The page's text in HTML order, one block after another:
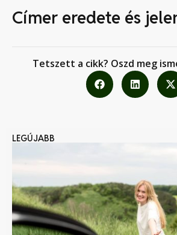
Címer eredete és
Tetszett a cikk? Oszd meg
LEGÚJABB